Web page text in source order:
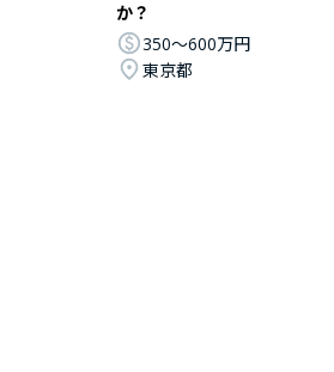
か？
350〜600万円
東京都